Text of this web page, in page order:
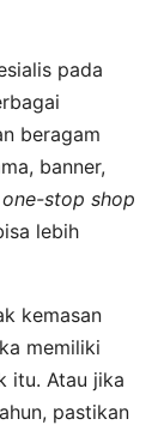
pada
beragam
banner,
one-stop shop
lebih
kemasan
memiliki
itu. Atau jika
pastikan